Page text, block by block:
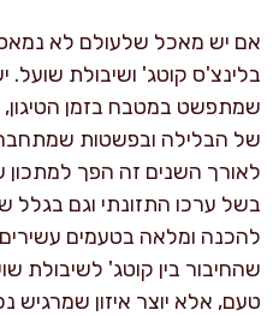
אם יש מאכל שלעולם לא נמאס
בלינצ'ס קוטג' ושיבולת שועל.
שמתפשט במטבח בזמן
של הבלילה ובפשטות
לאורך השנים זה הפך למתכון
בשל ערכו התזונתי וגם
להכנה ומלאה בטעמים עשירים
שהחיבור בין קוטג' לשיבולת
טעם, אלא יוצר איזון שמרגיש